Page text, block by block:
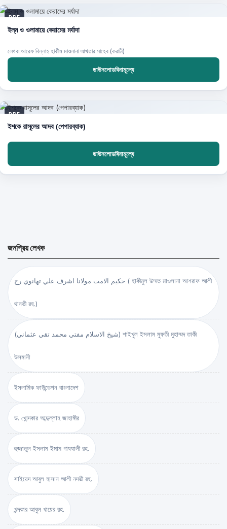
PDF
ইল্‌ম ও ওলামায়ে কেরামের মর্যাদা
লেখক:আরেফ বিল্লাহ হাকীম মাওলানা আখতার সাহেব (করাচী)
ডাউনলোডবিনামূল্যে
PDF
ইশকে রাসূলের আদব (পেপারব্যাক)
ডাউনলোডবিনামূল্যে
জনপ্রিয় লেখক
حكيم الامت مولانا اشرف علي تهانوي رح ( হাকীমুল উম্মত মাওলানা আশরাফ আলী
থানভী রহ.)
(شيخ الاسلام مفتي محمد تقي عثماني) শাইখুল ইসলাম মুফতী মুহাম্মদ তাকী
উসমানী
ইসলামিক ফাউন্ডেশন বাংলাদেশ
ড. খোন্দকার আব্দুল্লাহ জাহাঙ্গীর
হুজ্জাতুল ইসলাম ইমাম গাযযালী রহ.
সাইয়েদ আবুল হাসান আলী নদভী রহ.
খন্দকার আবুল খায়ের রহ.